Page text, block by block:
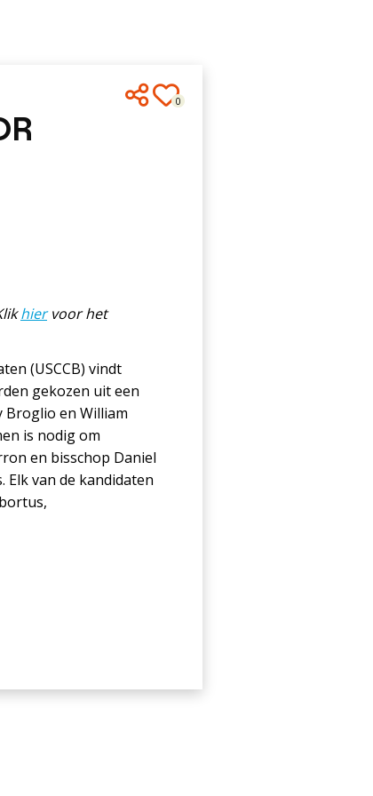
0
hiervoor het
(USCCB) vindt
gekozen uit een
Broglio en William
is nodig om
en bisschop Daniel
van de kandidaten